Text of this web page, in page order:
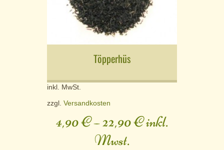
Töpperhüs
inkl. MwSt.
zzgl. Versandkosten
4,90€–22,90€inkl.
Mwst.